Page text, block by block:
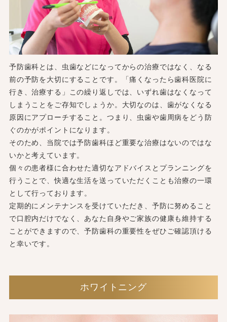
予防歯科とは、虫歯などになってからの治療ではなく、なる
前の予防を大切にすることです。「痛くなったら歯科医院に
行き、治療する」この繰り返しでは、いずれ歯はなくなって
しまうことをご存知でしょうか。大切なのは、歯がなくなる
原因にアプローチすること。つまり、虫歯や歯周病をどう防
ぐのかがポイントになります。
そのため、当院では予防歯科ほど重要な治療はないのではな
いかと考えています。
個々の患者様に合わせた適切なアドバイスとプランニングを
行うことで、快適な生活を送っていただくことも治療の一環
として行っております。
定期的にメンテナンスを受けていただき、予防に努めること
で口腔内だけでなく、あなた自身やご家族の健康も維持する
ことができますので、予防歯科の重要性をぜひご確認頂ける
と幸いです。
ホワイトニング